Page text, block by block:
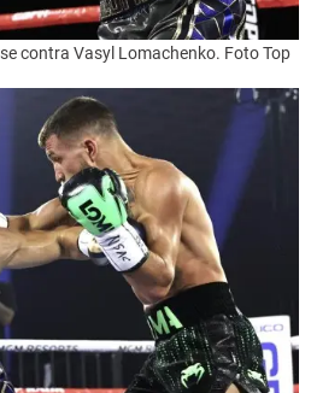
contra Vasyl Lomachenko. Foto Top